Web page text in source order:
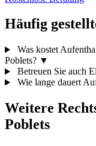
Häufig
Was kostet
Poblets? ▼
Betreuen Sie auch
Wie lange dauert
Weitere
Poblets